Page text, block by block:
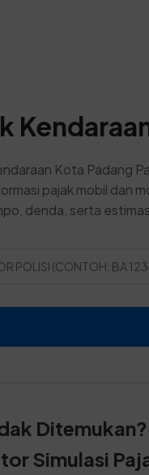
Kota Padang
pajak mobil dan
denda, serta
Simulasi